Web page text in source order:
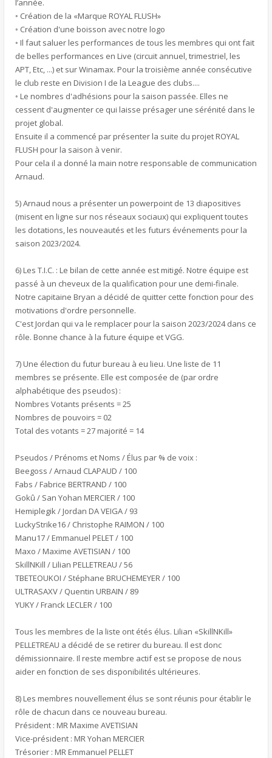
l’année.
◦ Création de la «Marque ROYAL FLUSH»
◦ Création d'une boisson avec notre logo
◦ Il faut saluer les performances de tous les membres qui ont fait
de belles performances en Live (circuit annuel, trimestriel, les
APT, Etc, ...) et sur Winamax. Pour la troisième année consécutive
le club reste en Division I de la League des clubs....
◦ Le nombres d'adhésions pour la saison passée. Elles ne
cessent d'augmenter ce qui laisse présager une sérénité dans le
projet global.
Ensuite il a commencé par présenter la suite du projet ROYAL
FLUSH pour la saison à venir.
Pour cela il a donné la main notre responsable de communication
Arnaud.
5) Arnaud nous a présenter un powerpoint de 13 diapositives
(misent en ligne sur nos réseaux sociaux) qui expliquent toutes
les dotations, les nouveautés et les futurs événements pour la
saison 2023/2024.
6) Les T.I.C. : Le bilan de cette année est mitigé. Notre équipe est
passé à un cheveux de la qualification pour une demi-finale.
Notre capitaine Bryan a décidé de quitter cette fonction pour des
motivations d'ordre personnelle.
C'est Jordan qui va le remplacer pour la saison 2023/2024 dans ce
rôle. Bonne chance à la future équipe et VGG.
7) Une élection du futur bureau à eu lieu. Une liste de 11
membres se présente. Elle est composée de (par ordre
alphabétique des pseudos) :
Nombres Votants présents = 25
Nombres de pouvoirs = 02
Total des votants = 27 majorité = 14
Pseudos / Prénoms et Noms / Élus par % de voix :
Beegoss / Arnaud CLAPAUD / 100
Fabs / Fabrice BERTRAND / 100
Gokû / San Yohan MERCIER / 100
Hemiplegik / Jordan DA VEIGA / 93
LuckyStrike16 / Christophe RAIMON / 100
Manu17 / Emmanuel PELET / 100
Maxo / Maxime AVETISIAN / 100
SkillNKill / Lilian PELLETREAU / 56
TBETEOUKOI / Stéphane BRUCHEMEYER / 100
ULTRASAXV / Quentin URBAIN / 89
YUKY / Franck LECLER / 100
Tous les membres de la liste ont étés élus. Lilian «SkillNKill»
PELLETREAU a décidé de se retirer du bureau. Il est donc
démissionnaire. Il reste membre actif est se propose de nous
aider en fonction de ses disponibilités ultérieures.
8) Les membres nouvellement élus se sont réunis pour établir le
rôle de chacun dans ce nouveau bureau.
Président : MR Maxime AVETISIAN
Vice-président : MR Yohan MERCIER
Trésorier : MR Emmanuel PELLET